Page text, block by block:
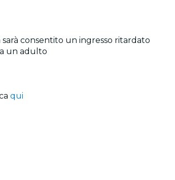
consentito un ingresso ritardato
un adulto
qui